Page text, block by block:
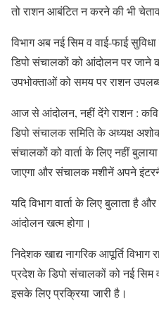
तो राशन आबंटित न करने की भी
विभाग अब नई सिम व वाई-फाई
डिपो संचालकों को आंदोलन पर जाने
उपभोक्ताओं को समय पर राशन
आज से आंदोलन, नहीं देंगे राशन : कवि
डिपो संचालक समिति के अध्यक्ष
संचालकों को वार्ता के लिए नहीं
जाएगा और संचालक मशीनें अपने
यदि विभाग वार्ता के लिए बुलाता है
आंदोलन खत्म होगा।
निदेशक खाद्य नागरिक आपूर्ति विभाग
प्रदेश के डिपो संचालकों को नई सिम
इसके लिए प्रक्रिया जारी है।